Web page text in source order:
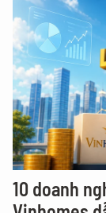
10 doanh